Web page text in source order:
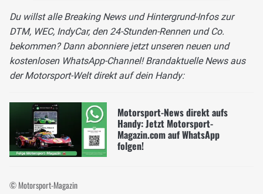
Du willst alle Breaking News und Hintergrund-Infos zur
DTM, WEC, IndyCar, den 24-Stunden-Rennen und Co.
bekommen? Dann abonniere jetzt unseren neuen und
kostenlosen WhatsApp-Channel! Brandaktuelle News aus
der Motorsport-Welt direkt auf dein Handy:
Motorsport-News direkt aufs
Handy: Jetzt Motorsport-
Magazin.com auf WhatsApp
folgen!
© Motorsport-Magazin